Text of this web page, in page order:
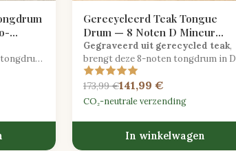
Gerecycleerd Teak Tongue
Drum — 8 Noten D Mineur
Meditatie
Gegraveerd uit gerecycled teak,
brengt deze 8-noten tongdrum in D
mineur zielvolle meditatieve tonen
voort uit duurzaam herwonnen
hardhout.
173,99 €141,99 €
CO₂-neutrale verzending
In winkelwagen